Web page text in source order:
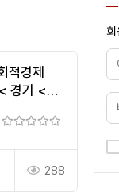
적경제
경기 <
288
회